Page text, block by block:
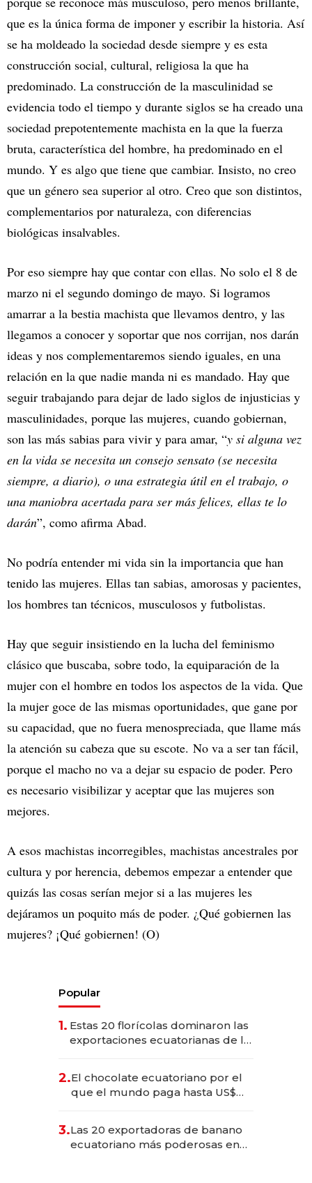
que es la única forma de imponer y escribir la historia. Así
se ha moldeado la sociedad desde siempre y es esta
construcción social, cultural, religiosa la que ha
predominado. La construcción de la masculinidad se
evidencia todo el tiempo y durante siglos se ha creado una
sociedad prepotentemente machista en la que la fuerza
bruta, característica del hombre, ha predominado en el
mundo. Y es algo que tiene que cambiar. Insisto, no creo
que un género sea superior al otro. Creo que son distintos,
complementarios por naturaleza, con diferencias
biológicas insalvables.
Por eso siempre hay que contar con ellas. No solo el 8 de
marzo ni el segundo domingo de mayo. Si logramos
amarrar a la bestia machista que llevamos dentro, y las
llegamos a conocer y soportar que nos corrijan, nos darán
ideas y nos complementaremos siendo iguales, en una
relación en la que nadie manda ni es mandado. Hay que
seguir trabajando para dejar de lado siglos de injusticias y
masculinidades, porque las mujeres, cuando gobiernan,
son las más sabias para vivir y para amar, “y si alguna vez
en la vida se necesita un consejo sensato (se necesita
siempre, a diario), o una estrategia útil en el trabajo, o
una maniobra acertada para ser más felices, ellas te lo
darán”, como afirma Abad.
No podría entender mi vida sin la importancia que han
tenido las mujeres. Ellas tan sabias, amorosas y pacientes,
los hombres tan técnicos, musculosos y futbolistas.
Hay que seguir insistiendo en la lucha del feminismo
clásico que buscaba, sobre todo, la equiparación de la
mujer con el hombre en todos los aspectos de la vida. Que
la mujer goce de las mismas oportunidades, que gane por
su capacidad, que no fuera menospreciada, que llame más
la atención su cabeza que su escote. No va a ser tan fácil,
porque el macho no va a dejar su espacio de poder. Pero
es necesario visibilizar y aceptar que las mujeres son
mejores.
A esos machistas incorregibles, machistas ancestrales por
cultura y por herencia, debemos empezar a entender que
quizás las cosas serían mejor si a las mujeres les
dejáramos un poquito más de poder. ¿Qué gobiernen las
mujeres? ¡Qué gobiernen! (O)
Popular
1. Estas 20 florícolas dominaron las
exportaciones ecuatorianas de la
2.El chocolate ecuatoriano por el
que el mundo paga hasta US$
3.Las 20 exportadoras de banano
ecuatoriano más poderosas en